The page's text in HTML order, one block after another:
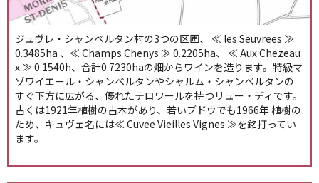
ジュヴレ・シャンベルタン村の3つの区画、 ≪ les Seuvrees ≫
0.3485ha 、≪ Champs Chenys ≫ 0.2205ha、 ≪ Aux Chezeau
x ≫ 0.1540h、合計0.7230haの畑からワインを造ります。特級マ
ゾワイエール・シャンベルタンやシャルム・シャンベルタンの
すぐ下方に広がる、優れたテロワールを持つリュー・ディです。
古くは1921年植樹の古木があり、若いブドウでも1966年 植樹の
ため、キュヴェ名には≪ Cuvee Vieilles Vignes ≫を銘打ってい
ます。